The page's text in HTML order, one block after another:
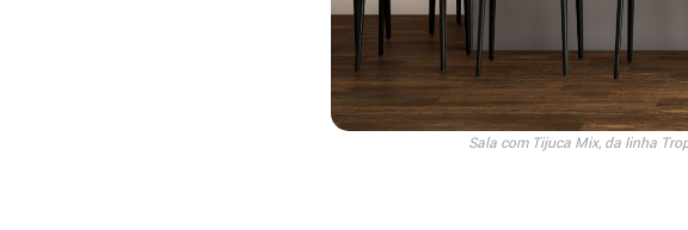
Sala com Tijuca Mix, da linha